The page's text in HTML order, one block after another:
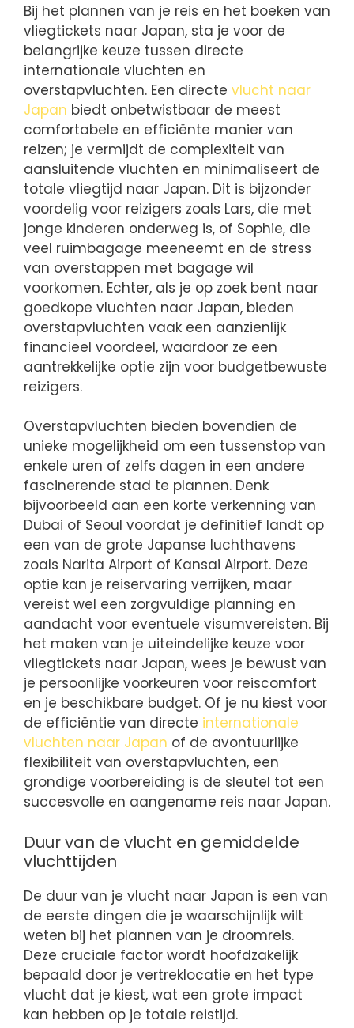
Bij het plannen van je reis en het boeken van
vliegtickets naar Japan, sta je voor de
belangrijke keuze tussen directe
internationale vluchten en
overstapvluchten. Een directe vlucht naar
Japan biedt onbetwistbaar de meest
comfortabele en efficiënte manier van
reizen; je vermijdt de complexiteit van
aansluitende vluchten en minimaliseert de
totale vliegtijd naar Japan. Dit is bijzonder
voordelig voor reizigers zoals Lars, die met
jonge kinderen onderweg is, of Sophie, die
veel ruimbagage meeneemt en de stress
van overstappen met bagage wil
voorkomen. Echter, als je op zoek bent naar
goedkope vluchten naar Japan, bieden
overstapvluchten vaak een aanzienlijk
financieel voordeel, waardoor ze een
aantrekkelijke optie zijn voor budgetbewuste
reizigers.
Overstapvluchten bieden bovendien de
unieke mogelijkheid om een tussenstop van
enkele uren of zelfs dagen in een andere
fascinerende stad te plannen. Denk
bijvoorbeeld aan een korte verkenning van
Dubai of Seoul voordat je definitief landt op
een van de grote Japanse luchthavens
zoals Narita Airport of Kansai Airport. Deze
optie kan je reiservaring verrijken, maar
vereist wel een zorgvuldige planning en
aandacht voor eventuele visumvereisten. Bij
het maken van je uiteindelijke keuze voor
vliegtickets naar Japan, wees je bewust van
je persoonlijke voorkeuren voor reiscomfort
en je beschikbare budget. Of je nu kiest voor
de efficiëntie van directe internationale
vluchten naar Japan of de avontuurlijke
flexibiliteit van overstapvluchten, een
grondige voorbereiding is de sleutel tot een
succesvolle en aangename reis naar Japan.
Duur van de vlucht en gemiddelde
vluchttijden
De duur van je vlucht naar Japan is een van
de eerste dingen die je waarschijnlijk wilt
weten bij het plannen van je droomreis.
Deze cruciale factor wordt hoofdzakelijk
bepaald door je vertreklocatie en het type
vlucht dat je kiest, wat een grote impact
kan hebben op je totale reistijd.